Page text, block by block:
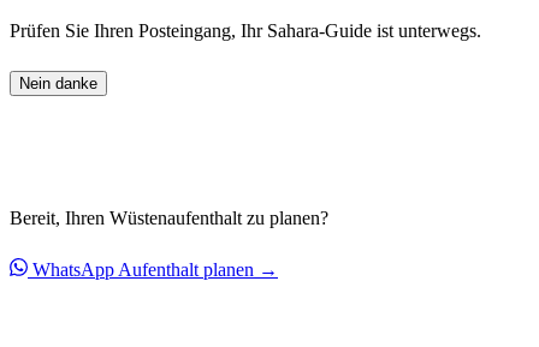
Prüfen Sie Ihren Posteingang, Ihr Sahara-Guide ist unterwegs.
Nein danke
Bereit, Ihren Wüstenaufenthalt zu planen?
WhatsApp Aufenthalt planen →